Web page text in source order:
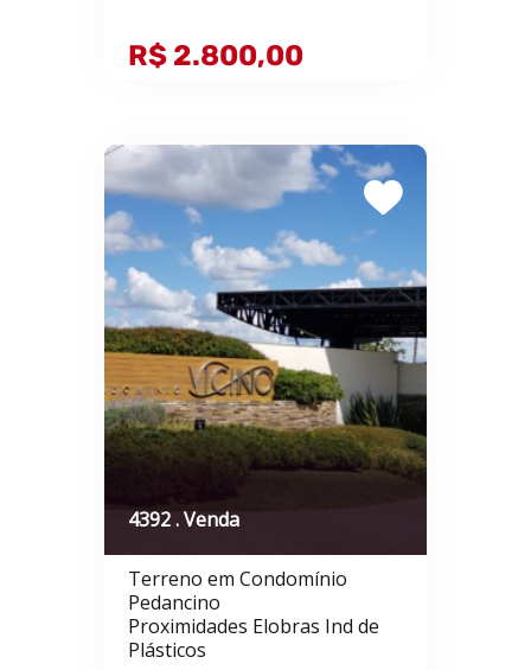
R$ 2.800,00
4392 . Venda
Terreno em Condomínio
Pedancino
Proximidades Elobras Ind de
Plásticos